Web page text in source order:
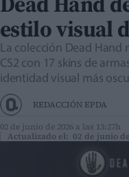
estilo visual
La colección Dead
CS2 con 17 skins de
identidad visual más
REDACCIÓN EPDA
02 de junio de 2026 a las 13:27h
Actualizado el: 02 de junio